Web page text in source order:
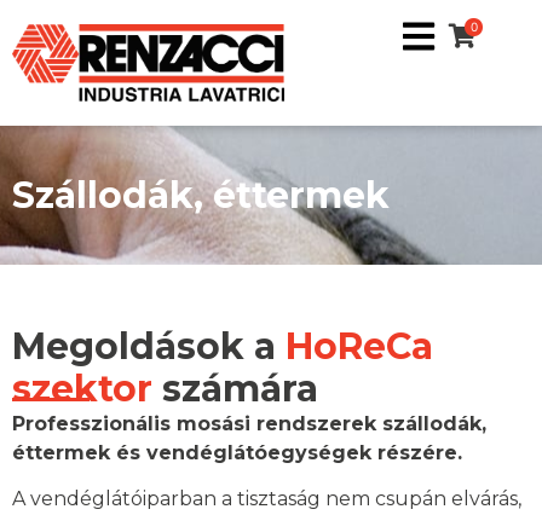
0
Szállodák, éttermek
Megoldások a HoReCa
szektor számára
Professzionális mosási rendszerek szállodák,
éttermek és vendéglátóegységek részére.
A vendéglátóiparban a tisztaság nem csupán elvárás,